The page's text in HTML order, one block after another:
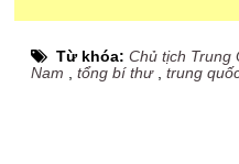
Từ khóa:Chủ tịch Trung
Nam ,tổng bí thư,trung